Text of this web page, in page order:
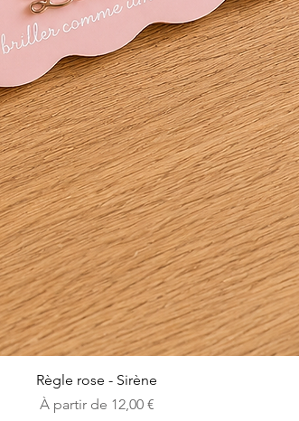
Aperçu rapide
Règle rose - Sirène
À partir de 12,00 €
Prix promotionnel